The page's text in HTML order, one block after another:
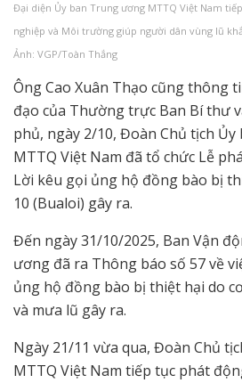
Đại diện Ủy ban Trung ương MTTQ Việt Nam
nghiệp và Môi trường giúp người dân vùng lũ
Ảnh: VGP/Toàn Thắng
Ông Cao Xuân Thạo cũng thông
đạo của Thường trực Ban Bí thư
phủ, ngày 2/10, Đoàn Chủ tịch
MTTQ Việt Nam đã tổ chức Lễ
Lời kêu gọi ủng hộ đồng bào bị
10 (Bualoi) gây ra.
Đến ngày 31/10/2025, Ban Vận
ương đã ra Thông báo số 57 về
ủng hộ đồng bào bị thiệt hại do
và mưa lũ gây ra.
Ngày 21/11 vừa qua, Đoàn Chủ
MTTQ Việt Nam tiếp tục phát